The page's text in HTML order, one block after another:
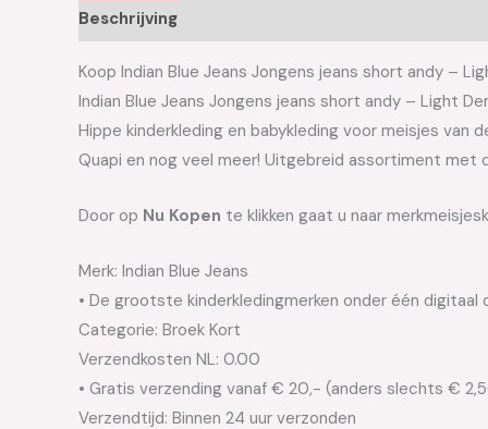
Beschrijving
Koop Indian Blue Jeans Jongens jeans short andy –
Indian Blue Jeans Jongens jeans short andy – Light
Hippe kinderkleding en babykleding voor meisjes van
Quapi en nog veel meer! Uitgebreid assortiment
Door op Nu Kopen te klikken gaat u naar
Merk: Indian Blue Jeans
• De grootste kinderkledingmerken onder één digitaal
Categorie: Broek Kort
Verzendkosten NL: 0.00
• Gratis verzending vanaf € 20,- (anders slechts €
Verzendtijd: Binnen 24 uur verzonden